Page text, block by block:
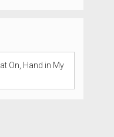
On, Hand in My